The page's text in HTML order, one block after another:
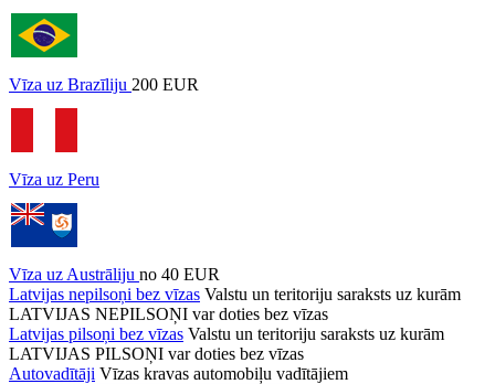
Vīza uz Brazīliju 200 EUR
Vīza uz Peru
Vīza uz Austrāliju no 40 EUR
Latvijas nepilsoņi bez vīzas Valstu un teritoriju saraksts uz kurām
LATVIJAS NEPILSOŅI var doties bez vīzas
Latvijas pilsoņi bez vīzas Valstu un teritoriju saraksts uz kurām
LATVIJAS PILSOŅI var doties bez vīzas
Autovadītāji Vīzas kravas automobiļu vadītājiem